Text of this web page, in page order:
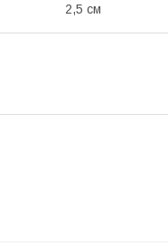
2,5 см